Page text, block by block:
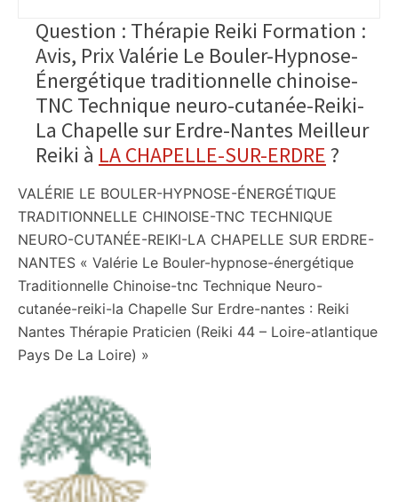
Question : Thérapie Reiki Formation :
Avis, Prix Valérie Le Bouler-Hypnose-
Énergétique traditionnelle chinoise-
TNC Technique neuro-cutanée-Reiki-
La Chapelle sur Erdre-Nantes Meilleur
Reiki à LA CHAPELLE-SUR-ERDRE ?
VALÉRIE LE BOULER-HYPNOSE-ÉNERGÉTIQUE
TRADITIONNELLE CHINOISE-TNC TECHNIQUE
NEURO-CUTANÉE-REIKI-LA CHAPELLE SUR ERDRE-
NANTES « Valérie Le Bouler-hypnose-énergétique
Traditionnelle Chinoise-tnc Technique Neuro-
cutanée-reiki-la Chapelle Sur Erdre-nantes : Reiki
Nantes Thérapie Praticien (Reiki 44 – Loire-atlantique
Pays De La Loire) »